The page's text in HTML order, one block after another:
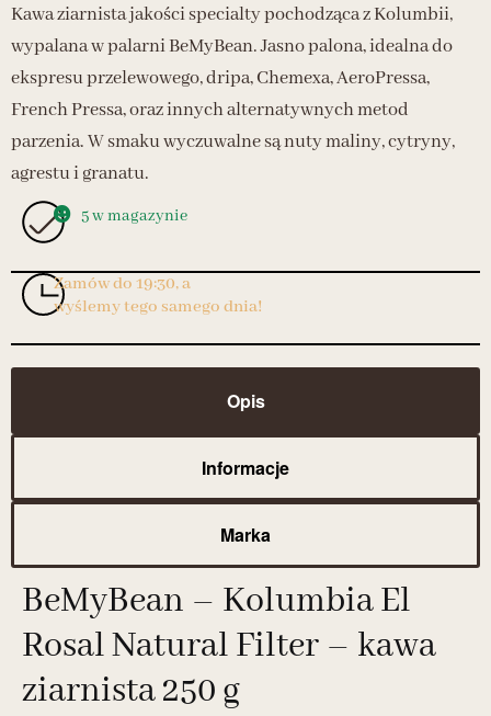
Kawa ziarnista jakości specialty pochodząca z Kolumbii,
wypalana w palarni BeMyBean. Jasno palona, idealna do
ekspresu przelewowego, dripa, Chemexa, AeroPressa,
French Pressa, oraz innych alternatywnych metod
parzenia. W smaku wyczuwalne są nuty maliny, cytryny,
agrestu i granatu.
5 w magazynie
Zamów do 19:30, a
wyślemy tego samego dnia!
Opis
Informacje
Marka
BeMyBean – Kolumbia El
Rosal Natural Filter – kawa
ziarnista 250 g